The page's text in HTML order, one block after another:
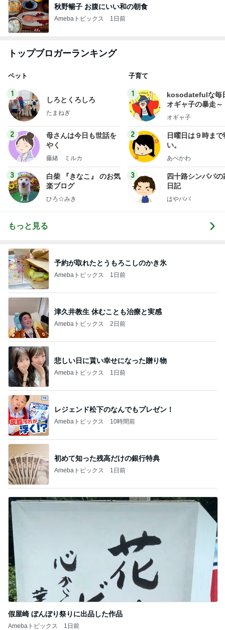
秋野暢子 お腹にいい和の朝食
Amebaトピックス 1日前
トップブロガーランキング
ペット
1
しろとくろしろ
たまねぎ
2
母さんは今日も世話を
やく
藤緒 ミルカ
3
白柴 『きなこ』 のお気
楽ブログ
ひろ☆みき
子育て
1
kosodatefulな毎
オギャ子の暴走～
オギャ子
2
日曜日は９時まで
い。
あべかわ
3
四十路シンパパの
日記
はやパパ
もっと見る
予約が取れたとうもろこしのかき氷
Amebaトピックス 1日前
津久井教生 休むことも治療と実感
Amebaトピックス 2日前
悲しい日に貰い幸せになった贈り物
Amebaトピックス 1日前
レジェンド松下のなんでもプレゼン！
Amebaトピックス 10時間前
初めて知った残高だけの銀行特典
Amebaトピックス 1日前
假屋崎 ぼんぼり祭りに出品した作品
Amebaトピックス 1日前